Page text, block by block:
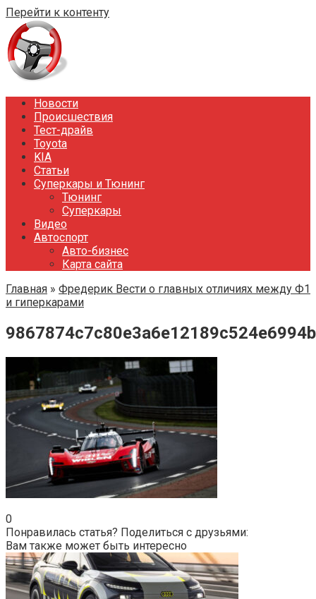
Перейти к контенту
Новости
Происшествия
Тест-драйв
Toyota
KIA
Статьи
Суперкары и Тюнинг
Тюнинг
Суперкары
Видео
Автоспорт
Авто-бизнес
Карта сайта
Главная » Фредерик Вести о главных отличиях между Ф1
и гиперкарами
9867874c7c80e3a6e12189c524e6994b
0
Понравилась статья? Поделиться с друзьями:
Вам также может быть интересно